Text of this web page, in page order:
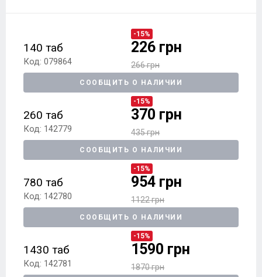
140 таб
Код: 079864
-15%
226 грн
266 грн
СООБЩИТЬ О НАЛИЧИИ
260 таб
Код: 142779
-15%
370 грн
435 грн
СООБЩИТЬ О НАЛИЧИИ
780 таб
Код: 142780
-15%
954 грн
1122 грн
СООБЩИТЬ О НАЛИЧИИ
1430 таб
Код: 142781
-15%
1590 грн
1870 грн